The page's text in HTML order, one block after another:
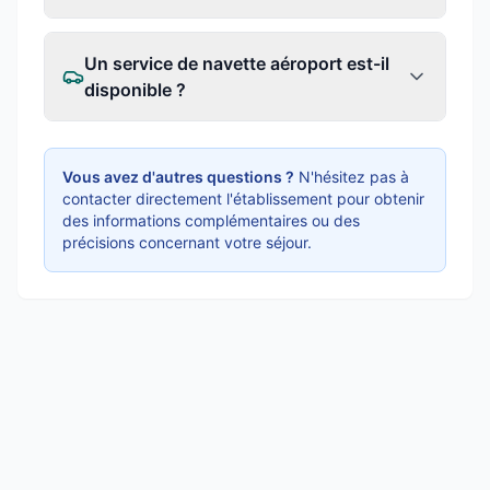
Un service de navette aéroport est-il
disponible ?
Vous avez d'autres questions ? N'hésitez pas à
contacter directement l'établissement pour obtenir
des informations complémentaires ou des
précisions concernant votre séjour.